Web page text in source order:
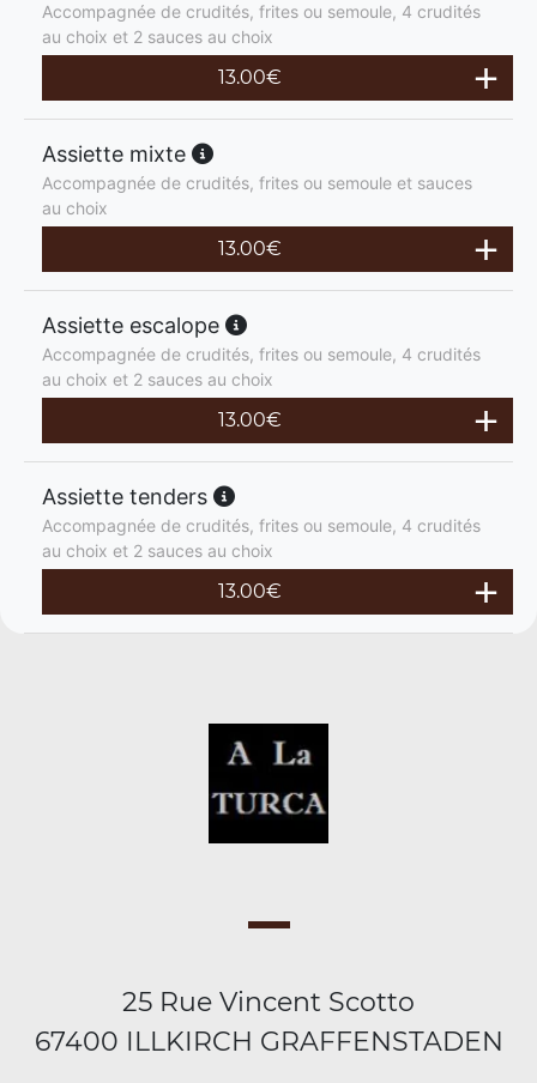
Accompagnée de crudités, frites ou semoule, 4 crudités
au choix et 2 sauces au choix
13.00€
Assiette mixte
Accompagnée de crudités, frites ou semoule et sauces
au choix
13.00€
Assiette escalope
Accompagnée de crudités, frites ou semoule, 4 crudités
au choix et 2 sauces au choix
13.00€
Assiette tenders
Accompagnée de crudités, frites ou semoule, 4 crudités
au choix et 2 sauces au choix
13.00€
25 Rue Vincent Scotto
67400 ILLKIRCH GRAFFENSTADEN